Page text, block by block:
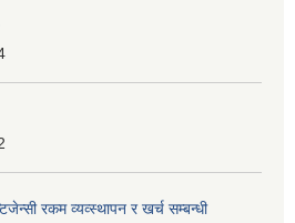
रकम व्यव्स्थापन र खर्च सम्बन्धी